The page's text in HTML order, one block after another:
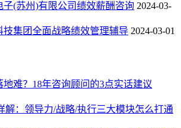
子(苏州)有限公司绩效薪酬咨询 2024-03-
技集团全面战略绩效管理辅导 2024-03-01
难？18年咨询顾问的3点实话建议
解：领导力/战略/执行三大模块怎么打通